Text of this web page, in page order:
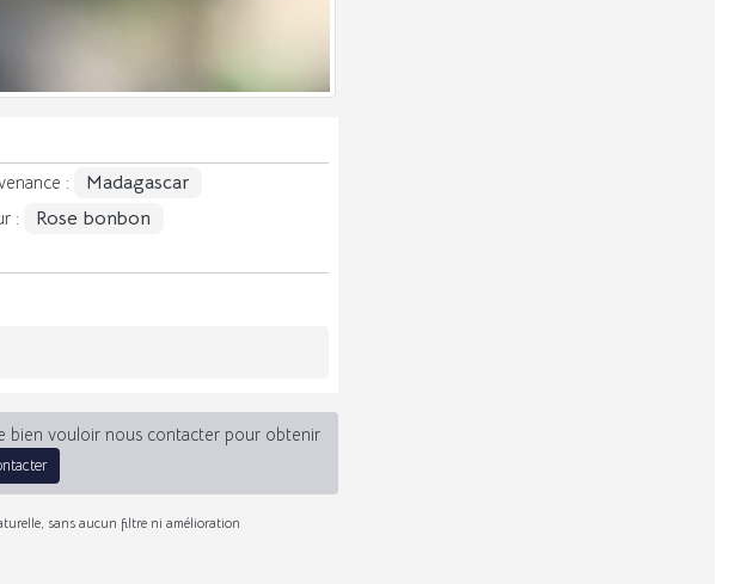
: Madagascar
: Rose bonbon
bien vouloir nous contacter pour obtenir
sans aucun filtre ni amélioration